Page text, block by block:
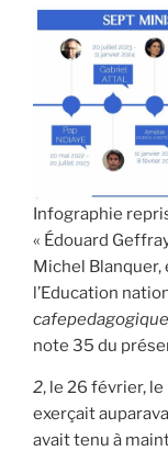
Infographie
« Édouard
Michel Blanquer,
l’Education
note 35 du
2, le 26 février,
exerçait
avait tenu à